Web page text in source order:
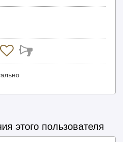
этого пользователя